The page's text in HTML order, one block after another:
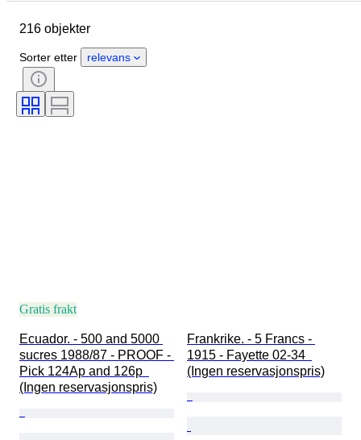
Sertifisering
216 objekter
Sorter etter relevans
Gratis frakt
Ecuador. - 500 and 5000
sucres 1988/87 - PROOF -
Pick 124Ap and 126p
(Ingen reservasjonspris)
Frankrike. - 5 Francs -
1915 - Fayette 02-34
(Ingen reservasjonspris)